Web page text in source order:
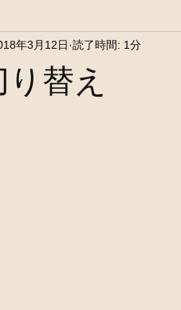
り替え
年3月12日 読了時間: 1分